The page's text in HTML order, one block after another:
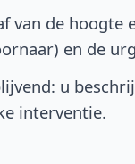
van de
en de
u
interventie.